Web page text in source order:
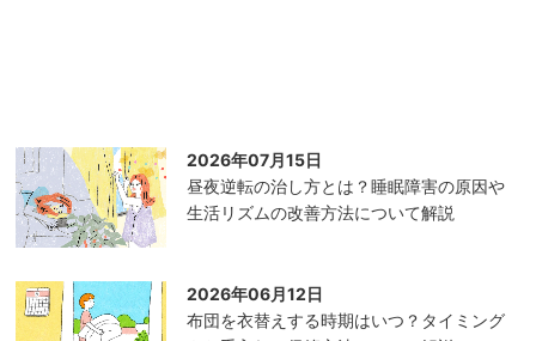
2026年07月15日
昼夜逆転の治し方とは？睡眠障害の原因や
生活リズムの改善方法について解説
2026年06月12日
布団を衣替えする時期はいつ？タイミング